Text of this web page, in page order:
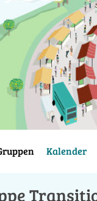
Kalender